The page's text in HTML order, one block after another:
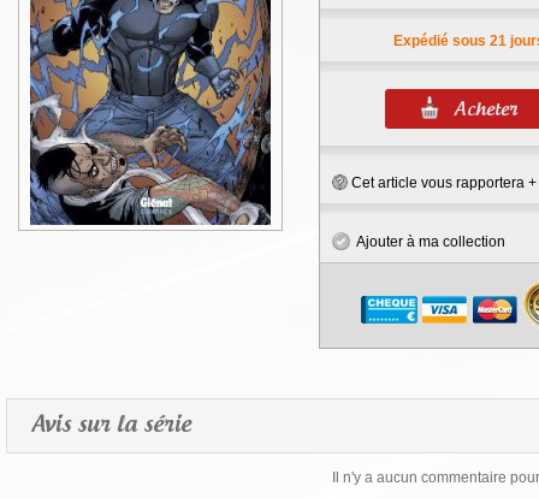
Expédié sous 21
Cet article vous rapportera +
Ajouter à ma collection
Avis sur la série
Il n'y a aucun commentaire